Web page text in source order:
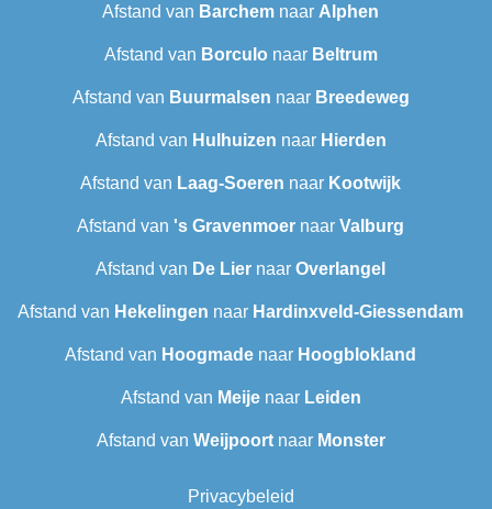
Afstand van Barchem naar Alphen
Afstand van Borculo naar Beltrum
Afstand van Buurmalsen naar Breedeweg
Afstand van Hulhuizen naar Hierden
Afstand van Laag-Soeren naar Kootwijk
Afstand van 's Gravenmoer naar Valburg
Afstand van De Lier naar Overlangel
Afstand van Hekelingen naar Hardinxveld-Giessendam
Afstand van Hoogmade naar Hoogblokland
Afstand van Meijenaar Leiden
Afstand van Weijpoortnaar Monster
Privacybeleid